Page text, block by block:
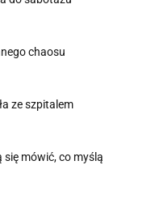
chaosu
ze szpitalem
się mówić, co myślą